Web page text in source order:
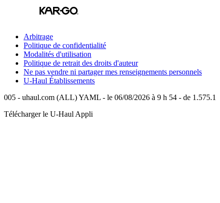
Arbitrage
Politique de confidentialité
Modalités d'utilisation
Politique de retrait des droits d'auteur
Ne pas vendre ni partager mes renseignements personnels
U-Haul Établissements
005 - uhaul.com (ALL) YAML - le 06/08/2026 à 9 h 54 - de 1.575.1
Télécharger le U-Haul Appli